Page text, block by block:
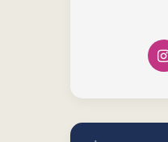
انستقرام